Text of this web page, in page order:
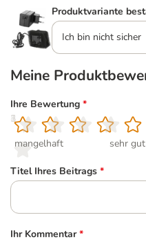
Produktvariante
Ich bin nicht sicher
Meine
Ihre Bewertung *
1
mangelhaft
2
3
4
5
sehr gut
Titel Ihres Beitrags *
Ihr Kommentar *